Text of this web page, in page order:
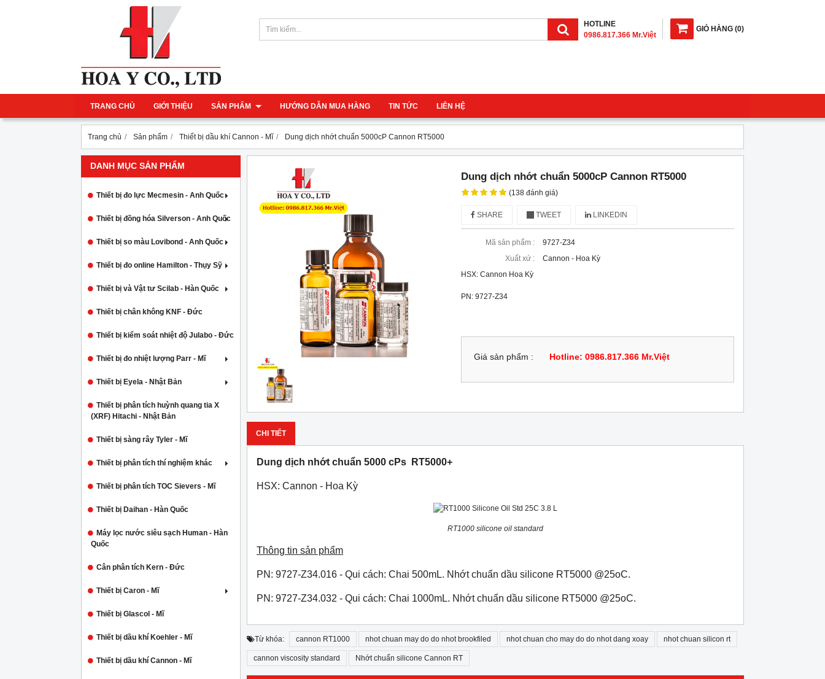
GIỎ HÀNG (0)
HOTLINE
0986.817.366 Mr.Việt
TRANG CHỦ GIỚI THIỆU SẢN PHẨM HƯỚNG DẪN MUA HÀNG TIN TỨC LIÊN HỆ
Trang chủ Sản phẩm Thiết bị dầu khí Cannon - Mĩ Dung dịch nhớt chuẩn 5000cP Cannon RT5000
DANH MỤC SẢN PHẨM
Thiết bị đo lực Mecmesin - Anh Quốc
Thiết bị đồng hóa Silverson - Anh Quốc
Thiết bị so màu Lovibond - Anh Quốc
Thiết bị đo online Hamilton - Thụy Sỹ
Thiết bị và Vật tư Scilab - Hàn Quốc
Thiết bị chân không KNF - Đức
Thiết bị kiểm soát nhiệt độ Julabo - Đức
Thiết bị đo nhiệt lượng Parr - Mĩ
Thiết bị Eyela - Nhật Bản
Thiết bị phân tích huỳnh quang tia X
(XRF) Hitachi - Nhật Bản
Thiết bị sàng rây Tyler - Mĩ
Thiết bị phân tích thí nghiệm khác
Thiết bị phân tích TOC Sievers - Mĩ
Thiết bị Daihan - Hàn Quốc
Máy lọc nước siêu sạch Human - Hàn
Quốc
Cân phân tích Kern - Đức
Thiết bị Caron - Mĩ
Thiết bị Glascol - Mĩ
Thiết bị dầu khí Koehler - Mĩ
Thiết bị dầu khí Cannon - Mĩ
Dung dịch nhớt chuẩn 5000cP Cannon RT5000
(138 đánh giá)
SHARE TWEET LINKEDIN
Mã sản phẩm :
9727-Z34
Xuất xứ :
Cannon - Hoa Kỳ
HSX: Cannon Hoa Kỳ
PN: 9727-Z34
Giá sản phẩm : Hotline: 0986.817.366 Mr.Việt
CHI TIẾT
Dung dịch nhớt chuẩn 5000 cPs RT5000+
HSX: Cannon - Hoa Kỳ
RT1000 silicone oil standard
Thông tin sản phẩm
PN: 9727-Z34.016 - Qui cách: Chai 500mL. Nhớt chuẩn dầu silicone RT5000 @25oC.
PN: 9727-Z34.032 - Qui cách: Chai 1000mL. Nhớt chuẩn dầu silicone RT5000 @25oC.
Từ khóa: cannon RT1000 nhot chuan may do do nhot brookfiled nhot chuan cho may do do nhot dang xoay nhot chuan silicon rt
cannon viscosity standard Nhớt chuẩn silicone Cannon RT